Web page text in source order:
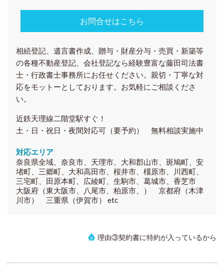
お問合せはこちら
相続登記、遺言書作成、贈与・財産分与・売買・新築等
の各種不動産登記、会社登記なら経験豊富な藤田司法書
士・行政書士事務所にお任せください。親切・丁寧な対
応をモットーとしております。お気軽にご相談くださ
い。
近鉄天理線二階堂駅すぐ！
土・日・祝日・夜間対応可（要予約） 無料相談実施中
対応エリア
奈良県全域、奈良市、天理市、大和郡山市、斑鳩町、安
堵町、三郷町、大和高田市、桜井市、橿原市、川西町、
三宅町、田原本町、広綾町、生駒市、葛城市、香芝市
大阪府（東大阪市、八尾市、柏原市、） 京都府（木津
川市） 三重県（伊賀市） etc
理由③契約書に特約が入っているから